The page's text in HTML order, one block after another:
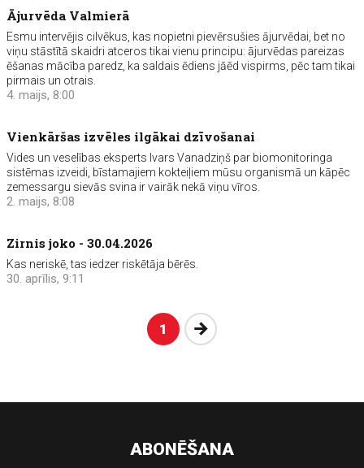
Ājurvēda Valmierā
Esmu intervējis cilvēkus, kas nopietni pievērsušies ājurvēdai, bet no
viņu stāstītā skaidri atceros tikai vienu principu: ājurvēdas pareizas
ēšanas mācība paredz, ka saldais ēdiens jāēd vispirms, pēc tam tikai
pirmais un otrais.
4. maijs, 8:00
Vienkāršas izvēles ilgākai dzīvošanai
Vides un veselības eksperts Ivars Vanadziņš par biomonitoringa
sistēmas izveidi, bīstamajiem kokteiļiem mūsu organismā un kāpēc
zemessargu sievās svina ir vairāk nekā viņu vīros.
2. maijs, 8:08
Zirnis joko - 30.04.2026
Kas neriskē, tas iedzer riskētāja bērēs.
30. aprīlis, 9:11
1 Nākošā
ABONĒŠANA